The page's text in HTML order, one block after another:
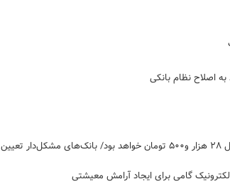
نرخ ۴۴ هزار تومان بازار آزاد نرخ واقعی نیست/ نرخ ارز نیمایی تا یک‌سال ۲۸ هزار و۵۰۰ تومان خواهد بود/ بانک‌های مشکل‌دار تعیین
گامی برای ایجاد آرامش معیشتی